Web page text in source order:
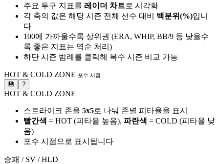
주요 투구 지표를 레이더 차트로 시각화
각 축의 값은 해당 시즌 전체 선수 대비 백분위(%)입니
다
100에 가까울수록 상위권 (ERA, WHIP, BB/9 등 낮을수
록 좋은 지표는 역순 처리)
하단 시즌 범례를 클릭해 복수 시즌 비교 가능
HOT & COLD ZONE 포수 시점
💾 ?
HOT & COLD ZONE
스트라이크 존을 5x5로 나눠 존별 피타율을 표시
빨간색 = HOT (피타율 높음), 파란색 = COLD (피타율 낮
음)
포수 시점으로 표시됩니다
승패 / SV / HLD